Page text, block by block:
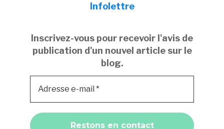
Infolettre
Inscrivez-vous pour recevoir l'avis de
publication d'un nouvel article sur le
blog.